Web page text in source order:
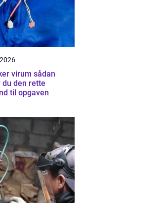
sådan
den rette
til opgaven